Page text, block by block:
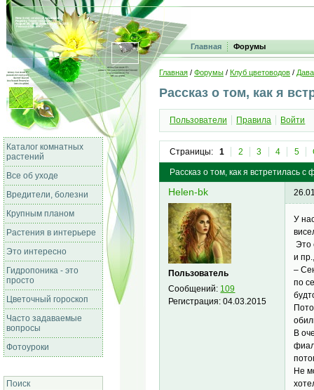
Главная Форумы
Каталог комнатных
растений
Все об уходе
Вредители, болезни
Крупным планом
Растения в интерьере
Это интересно
Гидропоника - это
просто
Цветочный гороскоп
Часто задаваемые
вопросы
Фотоуроки
Поиск
Главная / Форумы / Клуб цветоводов /
Рассказ о том, как я
Пользователи Правила Войти
Страницы: 1 2 3 4 5
Рассказ о том, как я встретилась
Helen-bk
Пользователь
Сообщений: 109
Регистрация:04.03.2015
У
Это
и
–
по
В
Не